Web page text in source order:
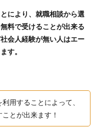
により、就職相談から選
料で受けることが出来る
会人経験が無い人はエー
す。
用することによって、
とが出来ます！